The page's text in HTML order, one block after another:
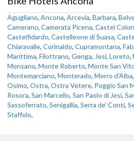
Agugliano, Ancona, Arcevia, Barbara,
Camerano, Camerata Picena, Castel
Castelfidardo, Castelleone di Suasa,
Chiaravalle, Corinaldo, Cupramontana,
Marittima, Filottrano, Genga, Jesi, Loreto,
Monsano, Monte Roberto, Monte San
Montemarciano, Monterado, Morro d'Alba,
Osimo, Ostra, Ostra Vetere, Poggio San
Rosora, San Marcello, San Paolo di Jesi,
Sassoferrato, Senigallia, Serra de' Conti,
Staffolo,